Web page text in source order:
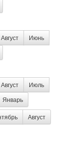
Август
Июнь
Август
Июль
Январь
Август